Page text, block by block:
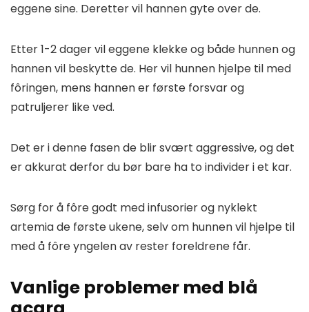
eggene sine. Deretter vil hannen gyte over de.
Etter 1-2 dager vil eggene klekke og både hunnen og
hannen vil beskytte de. Her vil hunnen hjelpe til med
fôringen, mens hannen er første forsvar og
patruljerer like ved.
Det er i denne fasen de blir svært aggressive, og det
er akkurat derfor du bør bare ha to individer i et kar.
Sørg for å fôre godt med infusorier og nyklekt
artemia de første ukene, selv om hunnen vil hjelpe til
med å fôre yngelen av rester foreldrene får.
Vanlige problemer med blå